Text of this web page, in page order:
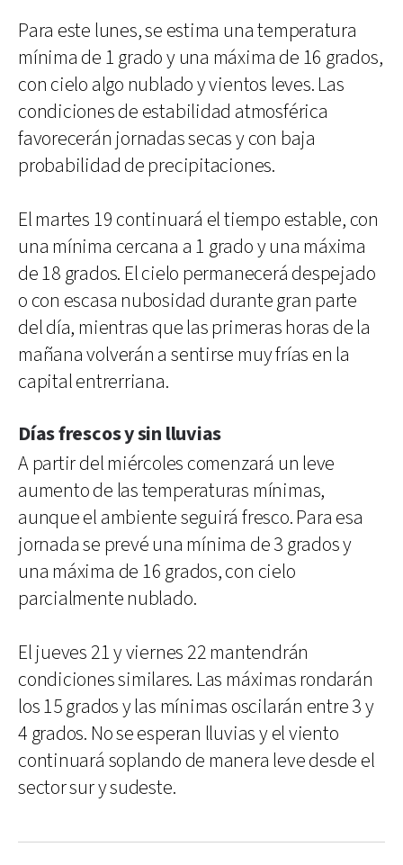
Para este lunes, se estima una temperatura
mínima de 1 grado y una máxima de 16 grados,
con cielo algo nublado y vientos leves. Las
condiciones de estabilidad atmosférica
favorecerán jornadas secas y con baja
probabilidad de precipitaciones.
El martes 19 continuará el tiempo estable, con
una mínima cercana a 1 grado y una máxima
de 18 grados. El cielo permanecerá despejado
o con escasa nubosidad durante gran parte
del día, mientras que las primeras horas de la
mañana volverán a sentirse muy frías en la
capital entrerriana.
Días frescos y sin lluvias
A partir del miércoles comenzará un leve
aumento de las temperaturas mínimas,
aunque el ambiente seguirá fresco. Para esa
jornada se prevé una mínima de 3 grados y
una máxima de 16 grados, con cielo
parcialmente nublado.
El jueves 21 y viernes 22 mantendrán
condiciones similares. Las máximas rondarán
los 15 grados y las mínimas oscilarán entre 3 y
4 grados. No se esperan lluvias y el viento
continuará soplando de manera leve desde el
sector sur y sudeste.